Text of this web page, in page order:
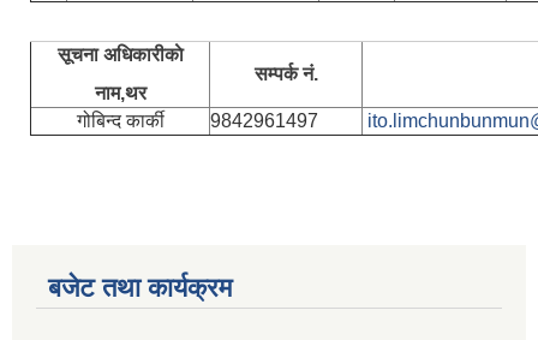
सूचना अधिकारीकाे
नाम,थर
सम्पर्क नं.
गोबिन्द कार्की 9842961497
बजेट तथा कार्यक्रम